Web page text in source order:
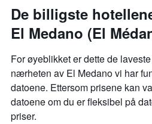
De billigste
El Medano (El
For øyeblikket er dette de
nærheten av El Medano vi har
datoene. Ettersom prisene kan
datoene om du er fleksibel på
priser.